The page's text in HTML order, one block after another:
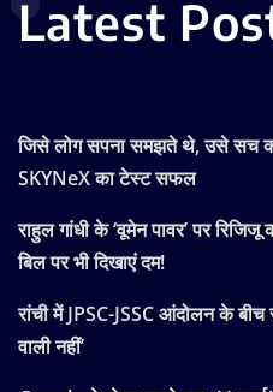
Latest
जिसे लोग सपना समझते थे, उसे सच
SKYNeX का टेस्ट सफल
राहुल गांधी के ‘वूमेन पावर’ पर
बिल पर भी दिखाएं दम!
रांची में JPSC-JSSC आंदोलन के बीच
वाली नहीं’